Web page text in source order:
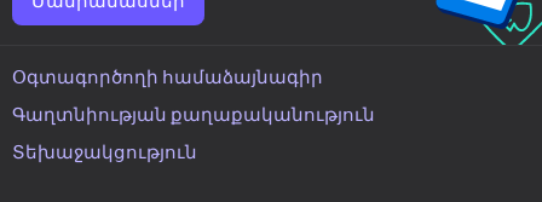
Օգտագործողի համաձայնագիր
Գաղտնիության քաղաքականություն
Տեխաջակցություն